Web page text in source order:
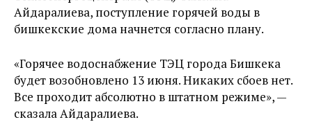
Айдаралиева, поступление горячей воды в
бишкекские дома начнется согласно плану.
«Горячее водоснабжение ТЭЦ города Бишкека
будет возобновлено 13 июня. Никаких сбоев нет.
Все проходит абсолютно в штатном режиме», —
сказала Айдаралиева.